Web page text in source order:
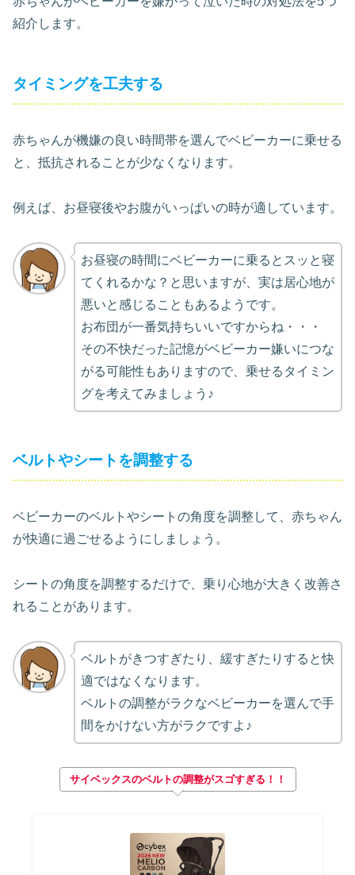
紹介します。
タイミングを工夫する
赤ちゃんが機嫌の良い時間帯を選んでベビーカーに乗せる
と、抵抗されることが少なくなります。
例えば、お昼寝後やお腹がいっぱいの時が適しています。
お昼寝の時間にベビーカーに乗るとスッと寝
てくれるかな？と思いますが、実は居心地が
悪いと感じることもあるようです。
お布団が一番気持ちいいですからね・・・
その不快だった記憶がベビーカー嫌いにつな
がる可能性もありますので、乗せるタイミン
グを考えてみましょう♪
ベルトやシートを調整する
ベビーカーのベルトやシートの角度を調整して、赤ちゃん
が快適に過ごせるようにしましょう。
シートの角度を調整するだけで、乗り心地が大きく改善さ
れることがあります。
ベルトがきつすぎたり、緩すぎたりすると快
適ではなくなります。
ベルトの調整がラクなベビーカーを選んで手
間をかけない方がラクですよ♪
サイベックスのベルトの調整がスゴすぎる！！